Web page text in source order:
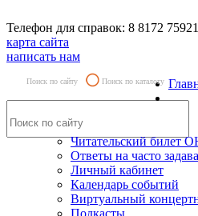
Телефон для справок: 8 8172
карта сайта
написать нам
Поиск по сайту Поиск по каталогу
Читательский билет
Ответы на часто
Личный кабинет
Календарь событий
Виртуальный
Подкасты